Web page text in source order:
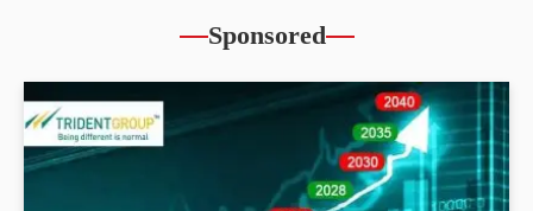
Sponsored